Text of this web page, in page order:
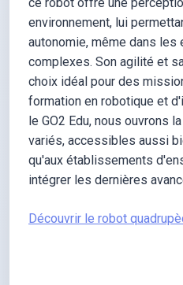
environnement, lui
autonomie, même dans
complexes. Son agilité et
choix idéal pour des
formation en robotique et
le GO2 Edu, nous ouvrons
variés, accessibles aussi
qu'aux établissements
intégrer les dernières
Découvrir le robot